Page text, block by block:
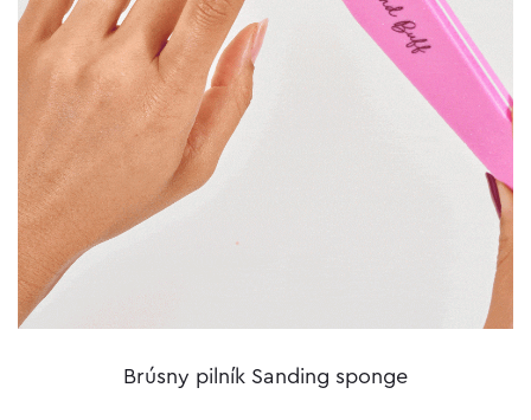
Brúsny pilník Sanding sponge